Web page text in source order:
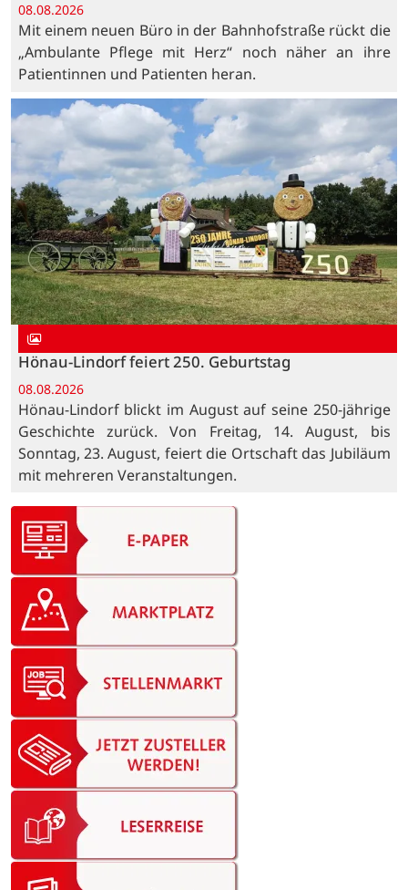
08.08.2026
Mit einem neuen Büro in der Bahnhofstraße rückt die
„Ambulante Pflege mit Herz“ noch näher an ihre
Patientinnen und Patienten heran.
Hönau-Lindorf feiert 250. Geburtstag
08.08.2026
Hönau-Lindorf blickt im August auf seine 250-jährige
Geschichte zurück. Von Freitag, 14. August, bis
Sonntag, 23. August, feiert die Ortschaft das Jubiläum
mit mehreren Veranstaltungen.